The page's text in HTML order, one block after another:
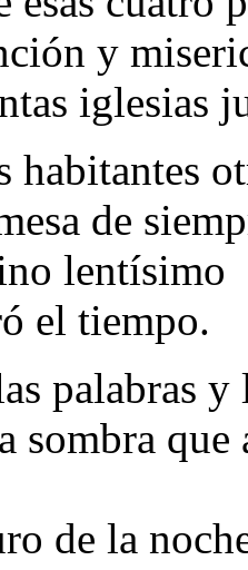
y
iglesias
habitantes
de
lentísimo
el tiempo.
palabras
sombra que
de la